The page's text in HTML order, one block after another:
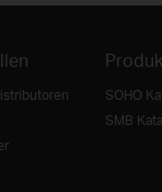
SOHO
SMB